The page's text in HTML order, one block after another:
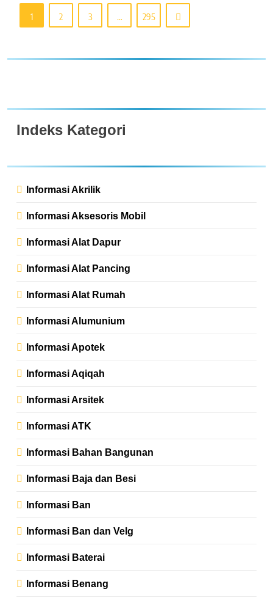
1 2 3 … 295
Indeks Kategori
Informasi Akrilik
Informasi Aksesoris Mobil
Informasi Alat Dapur
Informasi Alat Pancing
Informasi Alat Rumah
Informasi Alumunium
Informasi Apotek
Informasi Aqiqah
Informasi Arsitek
Informasi ATK
Informasi Bahan Bangunan
Informasi Baja dan Besi
Informasi Ban
Informasi Ban dan Velg
Informasi Baterai
Informasi Benang